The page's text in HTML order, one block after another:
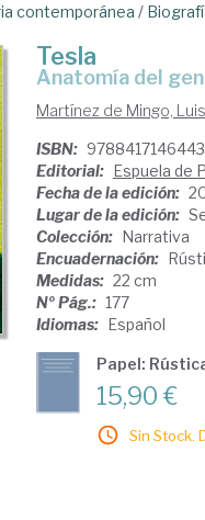
contemporánea /
Tesla
anatomía del
Martínez de Mingo, Luis
ISBN: 9788417146443
Editorial: Espuela de
Fecha de la edición:
Lugar de la edición:
Colección: Narrativa
Encuadernación:
Medidas: 22 cm
Nº Pág.: 177
Idiomas: Español
Papel:
15,90 €
Sin Stock.